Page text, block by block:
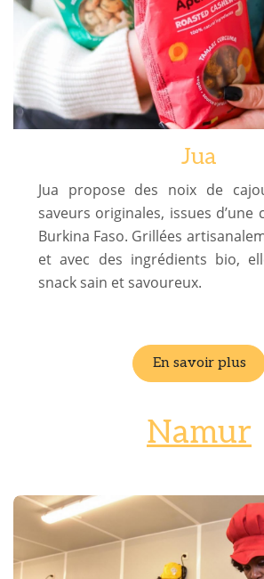
Jua
Jua propose des noix de
saveurs originales, issues d’une
Burkina Faso. Grillées
et avec des ingrédients bio,
snack sain et savoureux.
En savoir plus
Namur